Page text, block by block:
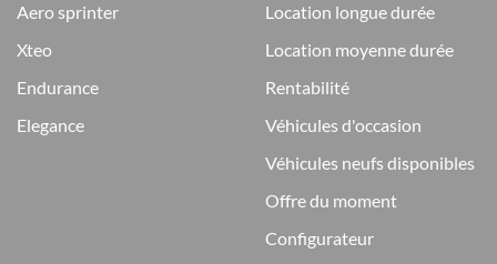
aero sprinter
xteo
endurance
elegance
location longue durée
location moyenne durée
rentabilité
véhicules d'occasion
véhicules neufs disponibles
offre du moment
configurateur